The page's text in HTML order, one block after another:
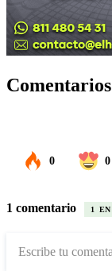
Comentarios